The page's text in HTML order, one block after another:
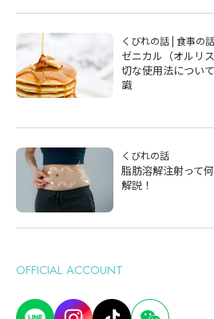
くびれの話|食事の話
ゼニカル（オルリ
切な使用法につい
識
くびれの話
脂肪溶解注射って
解説！
OFFICIAL ACCOUNT